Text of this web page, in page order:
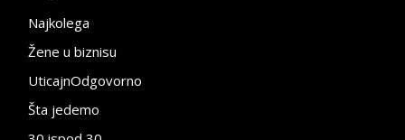
Najkolega
Žene u biznisu
UticajnOdgovorno
Šta jedemo